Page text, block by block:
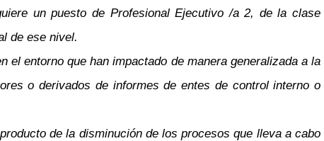
un puesto de Profesional Ejecutivo /a 2, de la clase
de ese nivel.
entorno que han impactado de manera generalizada a la
o derivados de informes de entes de control interno o
de la disminución de los procesos que lleva a cabo